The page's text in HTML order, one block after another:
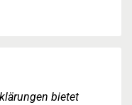
bietet